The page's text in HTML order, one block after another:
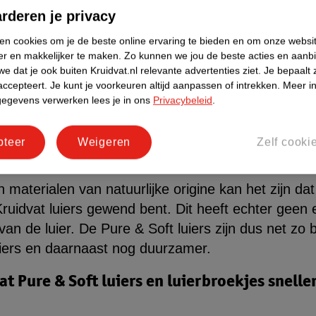
vragen over Kruidvat Pure &
ClimatePartner gecertificeerde Pure & Soft
Daarom hebben we hier de vier meest
Soft luier ruikt anders als hij vol zit, kan
materialen van natuurlijke origine kan het zijn
luiers gewend bent. Dit heeft echter geen
de luier. De Pure & Soft luiers zijn dus net zo
en daarnaast nog duurzamer.
Pure & Soft luiers en luierbroekjes
je privacy
cookies om je de beste online ervaring te bieden en om onze
en makkelijker te maken. Zo kunnen we jou de beste acties en
dat je ook buiten Kruidvat.nl relevante advertenties ziet. Je bepaalt
Je kunt je voorkeuren altijd aanpassen of intrekken. Meer
verwerken lees je in ons Privacybeleid.
Zelf
Weigeren